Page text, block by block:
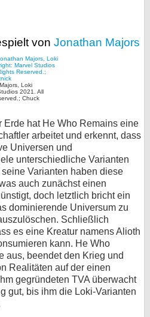
von Jonathan Majors
Loki
2021. All
Chuck
Erde hat He Who Remains eine
arbeitet und erkennt, dass
Universen und
unterschiedliche Varianten
Varianten haben diese
auch zunächst einen
doch letztlich bricht ein
dominierende Universum zu
Schließlich
es eine Kreatur namens Alioth
kann. He Who
aus, beendet den Krieg und
Realitäten auf der einen
gegründeten TVA überwacht
gut, bis ihm die Loki-Varianten